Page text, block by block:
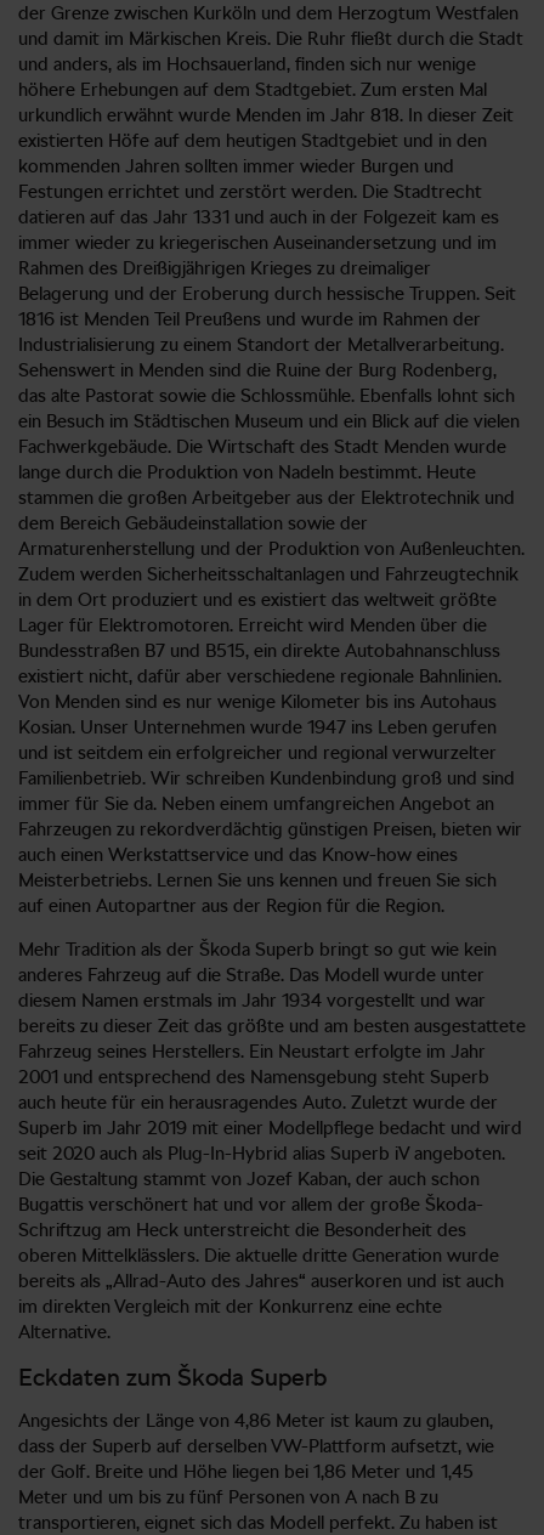
der Grenze zwischen Kurköln und dem Herzogtum Westfalen
und damit im Märkischen Kreis. Die Ruhr fließt durch die Stadt
und anders, als im Hochsauerland, finden sich nur wenige
höhere Erhebungen auf dem Stadtgebiet. Zum ersten Mal
urkundlich erwähnt wurde Menden im Jahr 818. In dieser Zeit
existierten Höfe auf dem heutigen Stadtgebiet und in den
kommenden Jahren sollten immer wieder Burgen und
Festungen errichtet und zerstört werden. Die Stadtrecht
datieren auf das Jahr 1331 und auch in der Folgezeit kam es
immer wieder zu kriegerischen Auseinandersetzung und im
Rahmen des Dreißigjährigen Krieges zu dreimaliger
Belagerung und der Eroberung durch hessische Truppen. Seit
1816 ist Menden Teil Preußens und wurde im Rahmen der
Industrialisierung zu einem Standort der Metallverarbeitung.
Sehenswert in Menden sind die Ruine der Burg Rodenberg,
das alte Pastorat sowie die Schlossmühle. Ebenfalls lohnt sich
ein Besuch im Städtischen Museum und ein Blick auf die vielen
Fachwerkgebäude. Die Wirtschaft des Stadt Menden wurde
lange durch die Produktion von Nadeln bestimmt. Heute
stammen die großen Arbeitgeber aus der Elektrotechnik und
dem Bereich Gebäudeinstallation sowie der
Armaturenherstellung und der Produktion von Außenleuchten.
Zudem werden Sicherheitsschaltanlagen und Fahrzeugtechnik
in dem Ort produziert und es existiert das weltweit größte
Lager für Elektromotoren. Erreicht wird Menden über die
Bundesstraßen B7 und B515, ein direkte Autobahnanschluss
existiert nicht, dafür aber verschiedene regionale Bahnlinien.
Von Menden sind es nur wenige Kilometer bis ins Autohaus
Kosian. Unser Unternehmen wurde 1947 ins Leben gerufen
und ist seitdem ein erfolgreicher und regional verwurzelter
Familienbetrieb. Wir schreiben Kundenbindung groß und sind
immer für Sie da. Neben einem umfangreichen Angebot an
Fahrzeugen zu rekordverdächtig günstigen Preisen, bieten wir
auch einen Werkstattservice und das Know-how eines
Meisterbetriebs. Lernen Sie uns kennen und freuen Sie sich
auf einen Autopartner aus der Region für die Region.
Mehr Tradition als der Škoda Superb bringt so gut wie kein
anderes Fahrzeug auf die Straße. Das Modell wurde unter
diesem Namen erstmals im Jahr 1934 vorgestellt und war
bereits zu dieser Zeit das größte und am besten ausgestattete
Fahrzeug seines Herstellers. Ein Neustart erfolgte im Jahr
2001 und entsprechend des Namensgebung steht Superb
auch heute für ein herausragendes Auto. Zuletzt wurde der
Superb im Jahr 2019 mit einer Modellpflege bedacht und wird
seit 2020 auch als Plug-In-Hybrid alias Superb iV angeboten.
Die Gestaltung stammt von Jozef Kaban, der auch schon
Bugattis verschönert hat und vor allem der große Škoda-
Schriftzug am Heck unterstreicht die Besonderheit des
oberen Mittelklässlers. Die aktuelle dritte Generation wurde
bereits als „Allrad-Auto des Jahres“ auserkoren und ist auch
im direkten Vergleich mit der Konkurrenz eine echte
Alternative.
Eckdaten zum Škoda Superb
Angesichts der Länge von 4,86 Meter ist kaum zu glauben,
dass der Superb auf derselben VW-Plattform aufsetzt, wie
der Golf. Breite und Höhe liegen bei 1,86 Meter und 1,45
Meter und um bis zu fünf Personen von A nach B zu
transportieren, eignet sich das Modell perfekt. Zu haben ist